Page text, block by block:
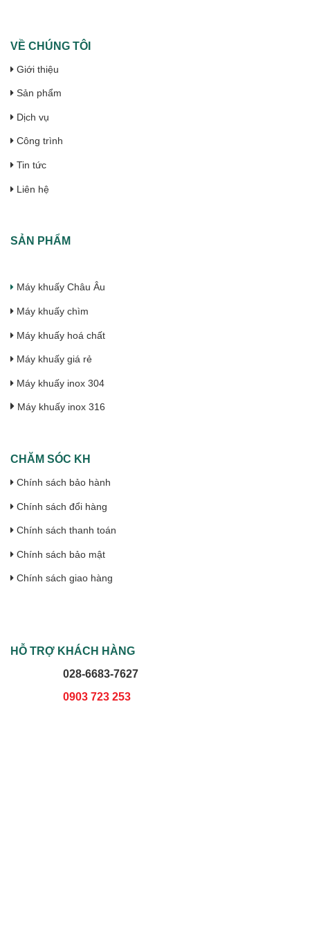
VỀ CHÚNG TÔI
Giới thiệu
Sản phẩm
Dịch vụ
Công trình
Tin tức
Liên hệ
SẢN PHẨM
Máy khuấy Châu Âu
Máy khuấy chìm
Máy khuấy hoá chất
Máy khuấy giá rẻ
Máy khuấy inox 304
Máy khuấy inox 316
CHĂM SÓC KH
Chính sách bảo hành
Chính sách đổi hàng
Chính sách thanh toán
Chính sách bảo mật
Chính sách giao hàng
HỖ TRỢ KHÁCH HÀNG
028-6683-7627
0903 723 253